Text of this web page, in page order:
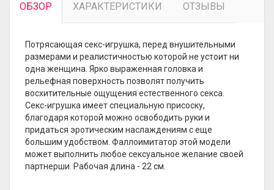
ОБЗОР ХАРАКТЕРИСТИКИ ОТЗЫВЫ
Потрясающая секс-игрушка, перед внушительными
размерами и реалистичностью которой не устоит ни
одна женщина. Ярко выраженная головка и
рельефная поверхность позволят получить
восхитительные ощущения естественного секса.
Секс-игрушка имеет специальную присоску,
благодаря которой можно освободить руки и
придаться эротическим наслаждениям с еще
большим удобством. Фаллоимитатор этой модели
может выполнить любое сексуальное желание своей
партнерши. Рабочая длина - 22 см.